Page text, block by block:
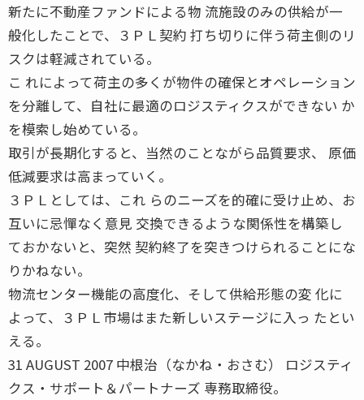
新たに不動産ファンドによる物 流施設のみの供給が一
般化したことで、３ＰＬ契約 打ち切りに伴う荷主側のリ
スクは軽減されている。
こ れによって荷主の多くが物件の確保とオペレーション
を分離して、自社に最適のロジスティクスができない か
を模索し始めている。
取引が長期化すると、当然のことながら品質要求、 原価
低減要求は高まっていく。
３ＰＬとしては、これ らのニーズを的確に受け止め、お
互いに忌憚なく意見 交換できるような関係性を構築し
ておかないと、突然 契約終了を突きつけられることにな
りかねない。
物流センター機能の高度化、そして供給形態の変 化に
よって、３ＰＬ市場はまた新しいステージに入っ たとい
える。
31 AUGUST 2007 中根治（なかね・おさむ） ロジスティ
クス・サポート＆パートナーズ 専務取締役。